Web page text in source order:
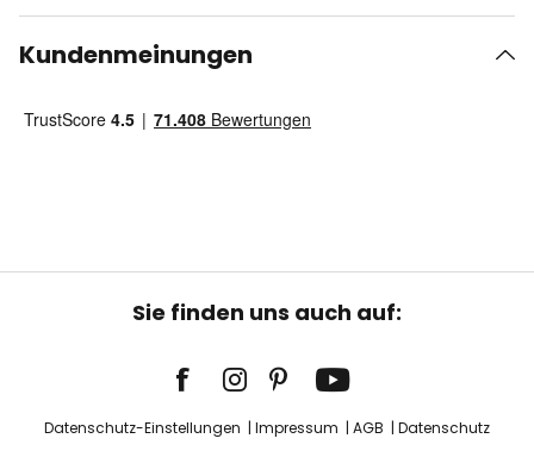
Kundenmeinungen
Sie finden uns auch auf:
Datenschutz-Einstellungen Impressum AGB Datenschutz